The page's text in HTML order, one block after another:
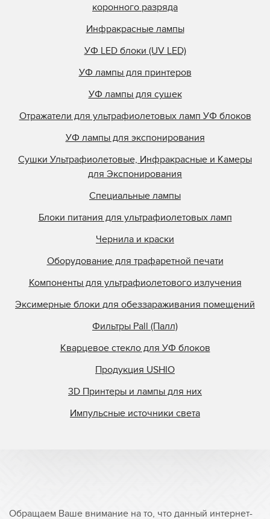
коронного разряда
Инфракрасные лампы
УФ LED блоки (UV LED)
УФ лампы для принтеров
УФ лампы для сушек
Отражатели для ультрафиолетовых ламп УФ блоков
УФ лампы для экспонирования
Сушки Ультрафиолетовые, Инфракрасные и Камеры
для Экспонирования
Специальные лампы
Блоки питания для ультрафиолетовых ламп
Чернила и краски
Оборудование для трафаретной печати
Компоненты для ультрафиолетового излучения
Эксимерные блоки для обеззараживания помещений
Фильтры Pall (Палл)
Кварцевое стекло для УФ блоков
Продукция USHIO
3D Принтеры и лампы для них
Импульсные источники света
Обращаем Ваше внимание на то, что данный интернет-